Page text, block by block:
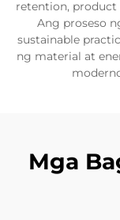
retention, product
Ang proseso
sustainable
ng material at
Mga